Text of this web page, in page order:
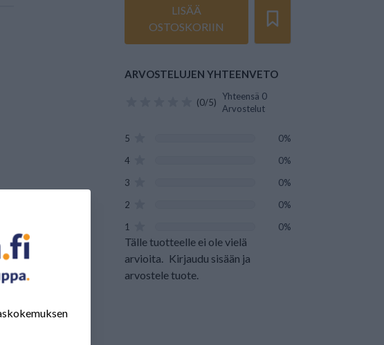
LISÄÄ
OSTOSKORIIN
ARVOSTELUJEN YHTEENVETO
(0/5)
Yhteensä 0
Arvostelut
5
0%
4
0%
3
0%
2
0%
1
0%
Tälle tuotteelle ei ole vielä
arvioita. Kirjaudu sisään ja
arvostele tuote.